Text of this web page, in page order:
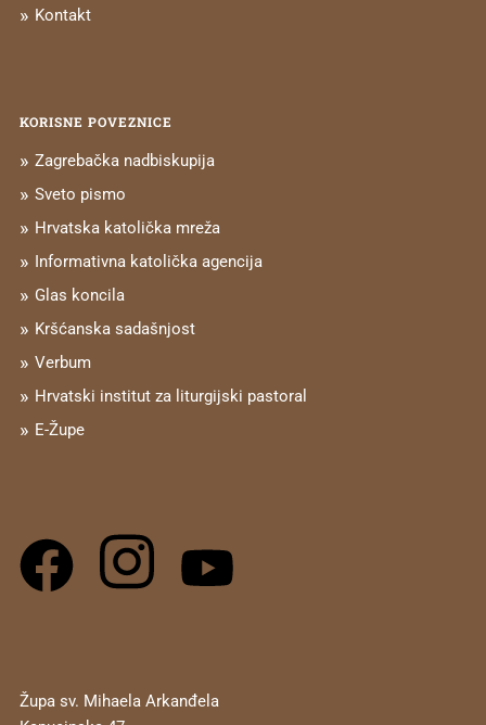
Kontakt
KORISNE POVEZNICE
Zagrebačka nadbiskupija
Sveto pismo
Hrvatska katolička mreža
Informativna katolička agencija
Glas koncila
Kršćanska sadašnjost
Verbum
Hrvatski institut za liturgijski pastoral
E-Župe
Župa sv. Mihaela Arkanđela